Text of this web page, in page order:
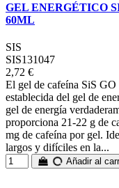
GEL ENERGÉTICO
60ML
SIS
SIS131047
2,72 €
El gel de cafeína SiS GO
establecida del gel de
gel de energía
proporciona 21-22 g de
mg de cafeína por gel.
largos y difíciles en la...
Añadir al